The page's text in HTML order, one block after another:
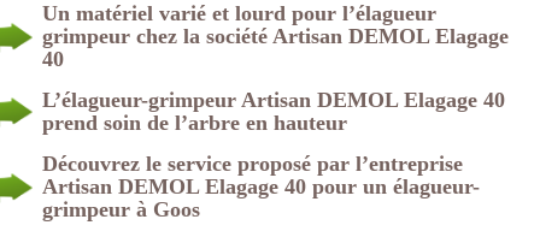
Un matériel varié et lourd pour l’élagueur
grimpeur chez la société Artisan DEMOL Elagage
40
L’élagueur-grimpeur Artisan DEMOL Elagage 40
prend soin de l’arbre en hauteur
Découvrez le service proposé par l’entreprise
Artisan DEMOL Elagage 40 pour un élagueur-
grimpeur à Goos